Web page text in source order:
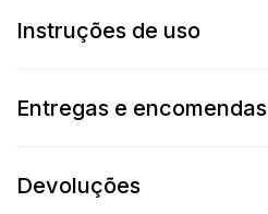
Instruções de uso
Entregas e encomendas
Devoluções